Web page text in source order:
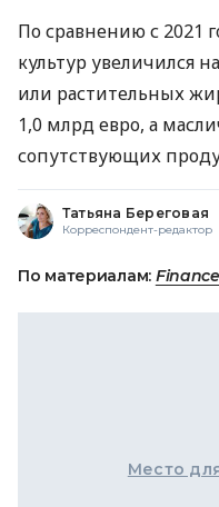
По сравнению с 2021
культур увеличился
или растительных
1,0 млрд евро, а
сопутствующих
Татьяна Береговая
Корреспондент-редактор
По материалам:
Место